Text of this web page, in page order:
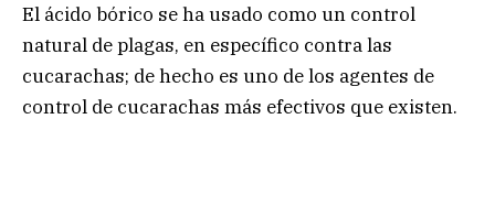
El ácido bórico se ha usado como un control
natural de plagas, en específico contra las
cucarachas; de hecho es uno de los agentes de
control de cucarachas más efectivos que existen.